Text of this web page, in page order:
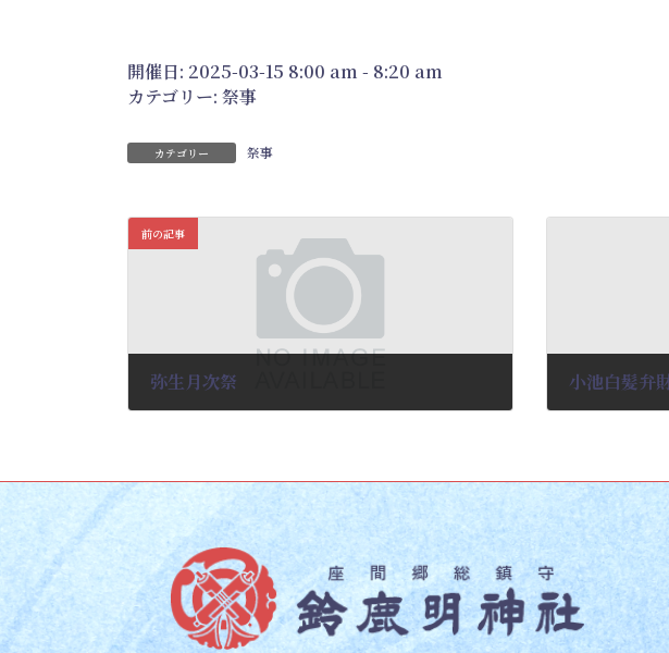
開催日: 2025-03-15 8:00 am - 8:20 am
カテゴリー: 祭事
カテゴリー 祭事
前の記事
弥生月次祭 小池白髪弁